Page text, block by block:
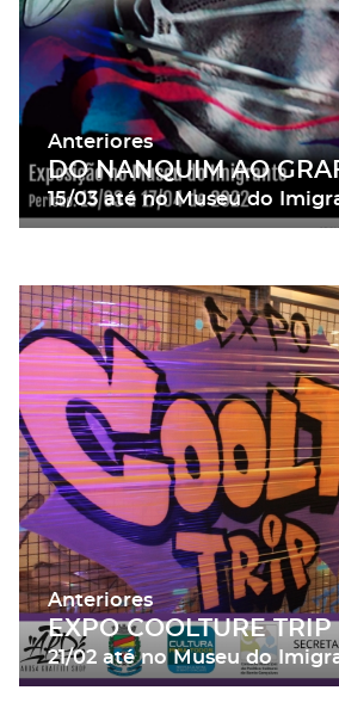
DO NANQUIM AO
Anteriores
15/03aténo Museu do
EXPO COOLTURE TRIP
Anteriores
21/02 aténo Museu do